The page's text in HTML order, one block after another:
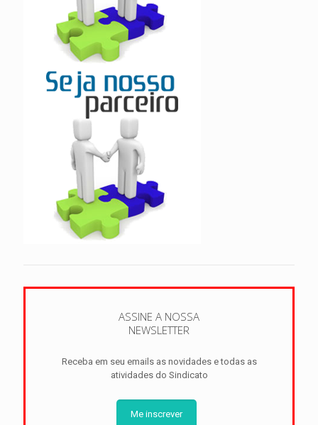
ASSINE A NOSSA
NEWSLETTER
Receba em seu emails as novidades e todas as
atividades do Sindicato
Me inscrever